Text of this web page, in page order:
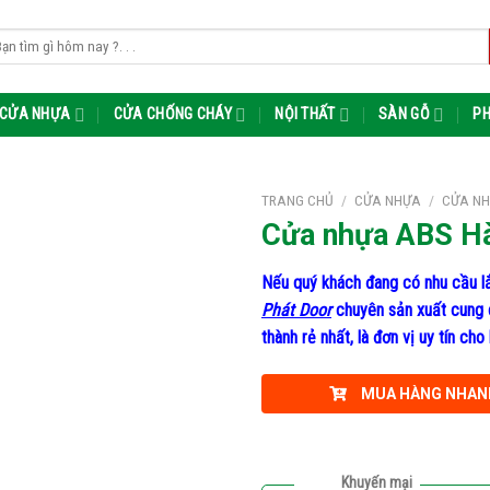
CỬA NHỰA CỬA CHỐNG CHÁY NỘI THẤT SÀN GỖ
TRANG CHỦ / CỬA NHỰA / CỬA
Cửa nhựa ABS
Nếu quý khách đang có nhu
Phát Doorchuyên sản xuất cung
thành rẻ nhất, là đơn vị uy tín
MUA HÀNG
Khuyến mại